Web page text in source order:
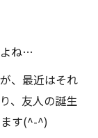
よね…
、最近はそれ
、友人の誕生
す(^-^)